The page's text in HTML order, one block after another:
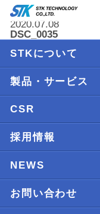
2020.07.08
DSC_0035
STKについて
製品・サービス
CSR
採用情報
NEWS
お問い合わせ